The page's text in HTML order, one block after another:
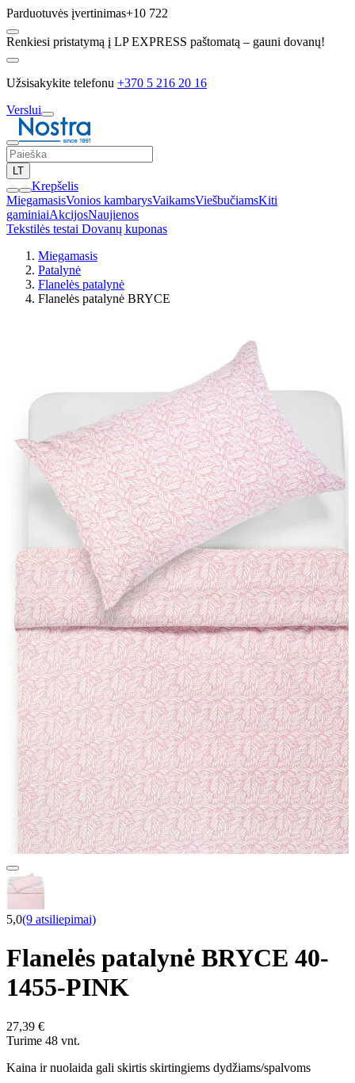
Parduotuvės įvertinimas+10 722
Renkiesi pristatymą į LP EXPRESS paštomatą – gauni dovanų!
Užsisakykite telefonu +370 5 216 20 16
Verslui
LT
Krepšelis
MiegamasisVonios kambarysVaikamsViešbučiamsKiti
gaminiaiAkcijosNaujienos
Tekstilės testai Dovanų kuponas
Miegamasis
Patalynė
Flanelės patalynė
Flanelės patalynė BRYCE
5,0(9 atsiliepimai)
Flanelės patalynė BRYCE 40-
1455-PINK
27,39 €
Turime 48 vnt.
Kaina ir nuolaida gali skirtis skirtingiems dydžiams/spalvoms